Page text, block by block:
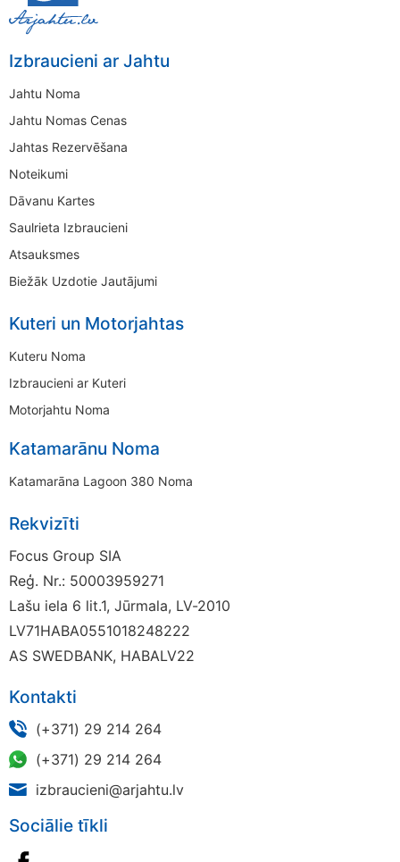
Izbraucieni ar Jahtu
Jahtu Noma
Jahtu Nomas Cenas
Jahtas Rezervēšana
Noteikumi
Dāvanu Kartes
Saulrieta Izbraucieni
Atsauksmes
Biežāk Uzdotie Jautājumi
Kuteri un Motorjahtas
Kuteru Noma
Izbraucieni ar Kuteri
Motorjahtu Noma
Katamarānu Noma
Katamarāna Lagoon 380 Noma
Rekvizīti
Focus Group SIA
Reģ. Nr.: 50003959271
Lašu iela 6 lit.1, Jūrmala, LV-2010
LV71HABA0551018248222
AS SWEDBANK, HABALV22
Kontakti
(+371) 29 214 264
(+371) 29 214 264
izbraucieni@arjahtu.lv
Sociālie tīkli